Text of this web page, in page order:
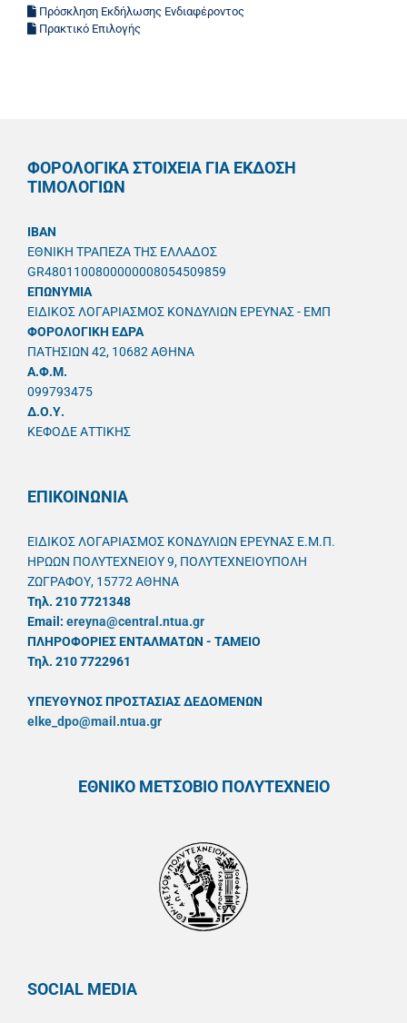
Πρόσκληση Εκδήλωσης Ενδιαφέροντος
Πρακτικό Επιλογής
ΦΟΡΟΛΟΓΙΚΑ ΣΤΟΙΧΕΙΑ ΓΙΑ ΕΚΔΟΣΗ
ΤΙΜΟΛΟΓΙΩΝ
IBAN
ΕΘΝΙΚΗ ΤΡΑΠΕΖΑ ΤΗΣ ΕΛΛΑΔΟΣ
GR4801100800000008054509859
ΕΠΩΝΥΜΙΑ
ΕΙΔΙΚΟΣ ΛΟΓΑΡΙΑΣΜΟΣ ΚΟΝΔΥΛΙΩΝ ΕΡΕΥΝΑΣ - ΕΜΠ
ΦΟΡΟΛΟΓΙΚΗ ΕΔΡΑ
ΠΑΤΗΣΙΩΝ 42, 10682 ΑΘΗΝΑ
A.Φ.Μ.
099793475
Δ.Ο.Υ.
ΚΕΦΟΔΕ ΑΤΤΙΚΗΣ
ΕΠΙΚΟΙΝΩΝΙΑ
ΕΙΔΙΚΟΣ ΛΟΓΑΡΙΑΣΜΟΣ ΚΟΝΔΥΛΙΩΝ ΕΡΕΥΝΑΣ Ε.Μ.Π.
ΗΡΩΩΝ ΠΟΛΥΤΕΧΝΕΙΟΥ 9, ΠΟΛΥΤΕΧΝΕΙΟΥΠΟΛΗ
ΖΩΓΡΑΦΟΥ, 15772 ΑΘΗΝΑ
Τηλ. 210 7721348
Email: ereyna@central.ntua.gr
ΠΛΗΡΟΦΟΡΙΕΣ ΕΝΤΑΛΜΑΤΩΝ - ΤΑΜΕΙΟ
Τηλ. 210 7722961
ΥΠΕΥΘYΝΟΣ ΠΡΟΣΤΑΣΙΑΣ ΔΕΔΟΜΕΝΩΝ
elke_dpo@mail.ntua.gr
ΕΘΝΙΚΟ ΜΕΤΣΟΒΙΟ ΠΟΛΥΤΕΧΝΕΙΟ
SOCIAL MEDIA